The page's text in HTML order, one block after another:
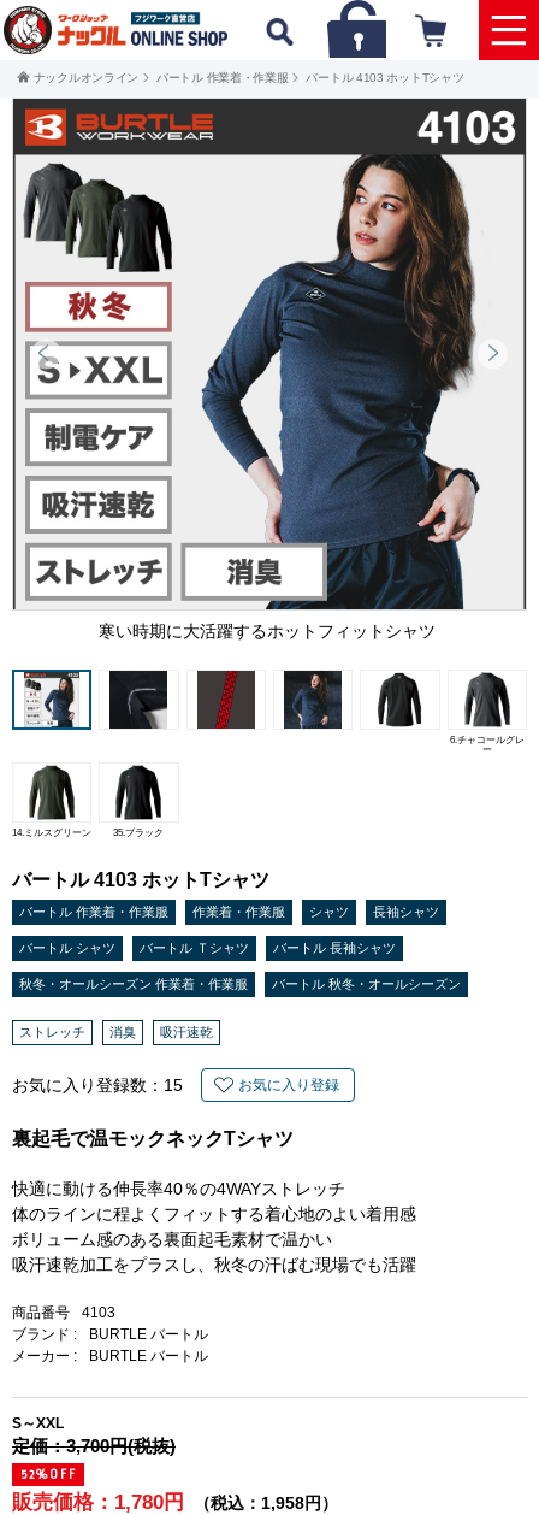
ナックルオンライン バートル 作業着・作業服 バートル 4103 ホットTシャツ
寒い時期に大活躍するホットフィットシャツ
6.チャコールグレ
ー
14.ミルスグリーン 35.ブラック
バートル 4103 ホットTシャツ
バートル 作業着・作業服 作業着・作業服 シャツ 長袖シャツ
バートル シャツ バートル Ｔシャツ バートル 長袖シャツ
秋冬・オールシーズン 作業着・作業服 バートル 秋冬・オールシーズン
ストレッチ 消臭 吸汗速乾
お気に入り登録数： 15 お気に入り登録
裏起毛で温モックネックTシャツ
快適に動ける伸長率40％の4WAYストレッチ
体のラインに程よくフィットする着心地のよい着用感
ボリューム感のある裏面起毛素材で温かい
吸汗速乾加工をプラスし、秋冬の汗ばむ現場でも活躍
商品番号
4103
ブランド :
BURTLE バートル
メーカー :
BURTLE バートル
S～XXL
定価：3,700円(税抜)
52%OFF
販売価格：1,780円 （税込：1,958円）